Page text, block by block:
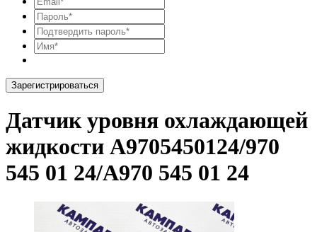
Зарегистрироваться
Датчик уровня охлаждающей
жидкости A9705450124/970
545 01 24/A970 545 01 24